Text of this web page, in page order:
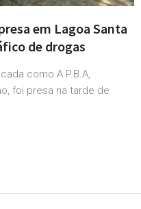
em Lagoa Santa
de drogas
como A.P.B.A,
foi presa na tarde de